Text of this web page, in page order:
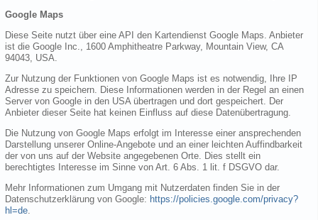
Google Maps
Diese Seite nutzt über eine API den Kartendienst Google Maps. Anbieter
ist die Google Inc., 1600 Amphitheatre Parkway, Mountain View, CA
94043, USA.
Zur Nutzung der Funktionen von Google Maps ist es notwendig, Ihre IP
Adresse zu speichern. Diese Informationen werden in der Regel an einen
Server von Google in den USA übertragen und dort gespeichert. Der
Anbieter dieser Seite hat keinen Einfluss auf diese Datenübertragung.
Die Nutzung von Google Maps erfolgt im Interesse einer ansprechenden
Darstellung unserer Online-Angebote und an einer leichten Auffindbarkeit
der von uns auf der Website angegebenen Orte. Dies stellt ein
berechtigtes Interesse im Sinne von Art. 6 Abs. 1 lit. f DSGVO dar.
Mehr Informationen zum Umgang mit Nutzerdaten finden Sie in der
Datenschutzerklärung von Google: https://policies.google.com/privacy?
hl=de